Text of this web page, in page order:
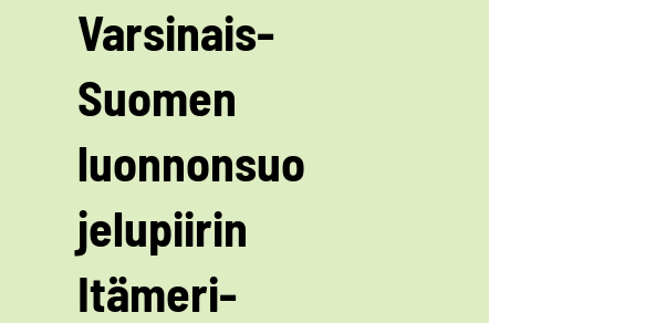
Varsinais-
Suomen
luonnonsuo
jelupiirin
Itämeri-